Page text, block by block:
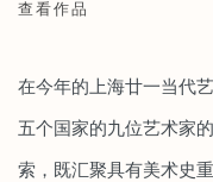
查看作品
在今年的上海廿一当代
五个国家的九位艺术家
索，既汇聚具有美术史